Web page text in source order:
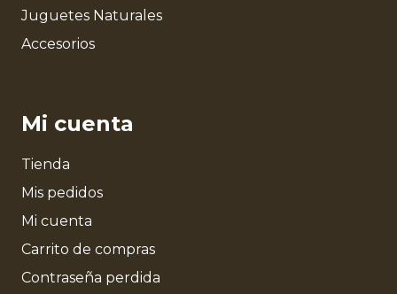
Juguetes Naturales
Accesorios
Mi cuenta
Tienda
Mis pedidos
Mi cuenta
Carrito de compras
Contraseña perdida